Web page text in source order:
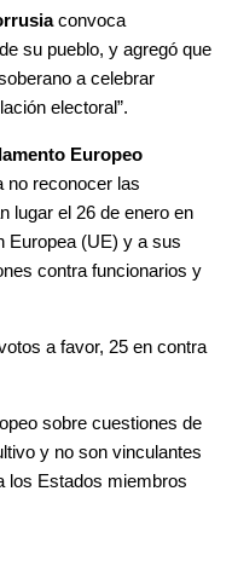
convoca
su pueblo, y agregó que
a celebrar
electoral”.
Europeo
no reconocer las
lugar el 26 de enero en
Europea (UE) y a sus
contra funcionarios y
a favor, 25 en contra
sobre cuestiones de
y no son vinculantes
los Estados miembros